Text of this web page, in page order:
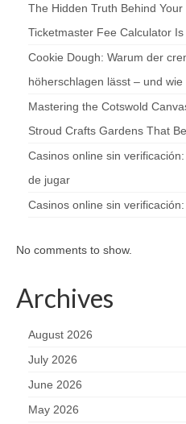
The Hidden Truth Behind
Ticketmaster Fee Calculator
Cookie Dough: Warum der
höherschlagen lässt – und
Mastering the Cotswold
Stroud Crafts Gardens That
Casinos online sin
de jugar
Casinos online sin
No comments to show.
Archives
August 2026
July 2026
June 2026
May 2026